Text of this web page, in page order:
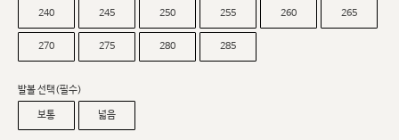
240 245 250 255 260 265
270 275 280 285
발볼 선택(필수)
보통 넓음